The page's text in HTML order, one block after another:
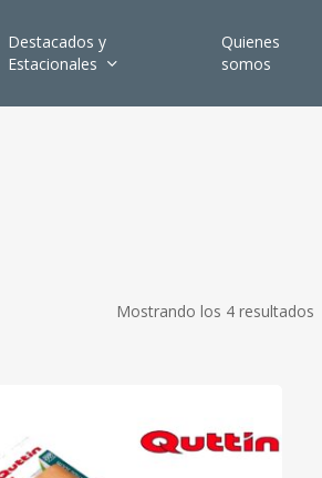
Destacados y
Estacionales
Quienes
somos
Mostrando los 4 resultados